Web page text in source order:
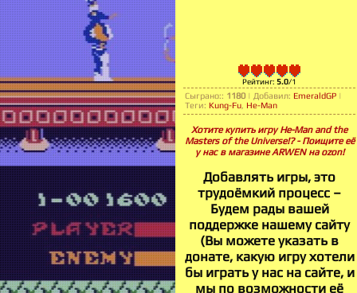
Рейтинг: 5.0/1
Сыграно:: 1180 | Добавил: EmeraldGP |
Теги: Kung-Fu He-Man
Хотите купить игру He-Man and the
Masters of the Universe!? - Поищите её
у нас в магазине ARWEN на ozon!
Добавлять игры, это
трудоёмкий процесс –
Будем рады вашей
поддержке нашему сайту
(Вы можете указать в
донате, какую игру хотели
бы играть у нас на сайте, и
мы по возможности её